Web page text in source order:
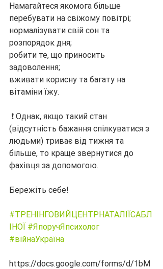
Намагайтеся якомога більше
перебувати на свіжому повітрі;
нормалізувати свій сон та
розпорядок дня;
робити те, що приносить
задоволення;
вживати корисну та багату на
вітаміни їжу.
(відсутність бажання спілкуватися з
людьми) триває від тижня та
більше, то краще звернутися до
фахівця за допомогою.
Бережіть себе!
#ТРЕНІНГОВИЙЦЕНТРНАТАЛІЇСАБЛ
ІНОЇ #ЯпоручЯпсихолог
#війнаУкраїна
https://docs.google.com/forms/d/1bM